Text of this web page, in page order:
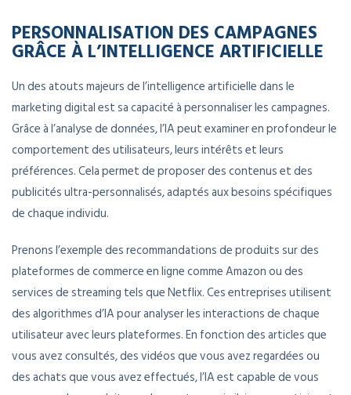
PERSONNALISATION DES CAMPAGNES
GRÂCE À L’INTELLIGENCE ARTIFICIELLE
Un des atouts majeurs de l’intelligence artificielle dans le
marketing digital est sa capacité à personnaliser les campagnes.
Grâce à l’analyse de données, l’IA peut examiner en profondeur le
comportement des utilisateurs, leurs intérêts et leurs
préférences. Cela permet de proposer des contenus et des
publicités ultra-personnalisés, adaptés aux besoins spécifiques
de chaque individu.
Prenons l’exemple des recommandations de produits sur des
plateformes de commerce en ligne comme Amazon ou des
services de streaming tels que Netflix. Ces entreprises utilisent
des algorithmes d’IA pour analyser les interactions de chaque
utilisateur avec leurs plateformes. En fonction des articles que
vous avez consultés, des vidéos que vous avez regardées ou
des achats que vous avez effectués, l’IA est capable de vous